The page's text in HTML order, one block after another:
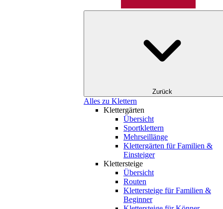
Zurück
Alles zu Klettern
Klettergärten
Übersicht
Sportklettern
Mehrseillänge
Klettergärten für Familien &
Einsteiger
Klettersteige
Übersicht
Routen
Klettersteige für Familien &
Beginner